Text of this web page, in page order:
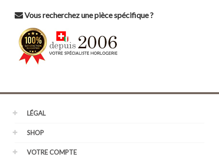
Vous recherchez une pièce spécifique ?
LÉGAL
SHOP
VOTRE COMPTE